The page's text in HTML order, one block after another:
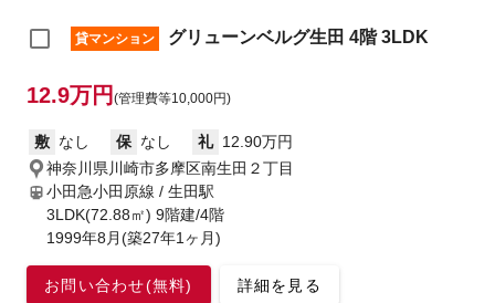
貸マンション グリューンベルグ生田 4階 3LDK
12.9万円 (管理費等10,000円)
敷 なし 保 なし 礼 12.90万円
神奈川県川崎市多摩区南生田２丁目
小田急小田原線 / 生田駅
3LDK(72.88㎡) 9階建/4階
1999年8月(築27年1ヶ月)
お問い合わせ(無料) 詳細を見る